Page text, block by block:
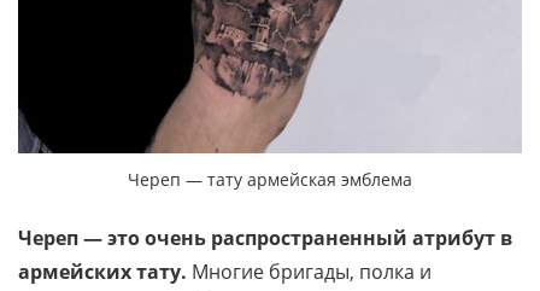
Череп — тату армейская эмблема
Череп — это очень распространенный атрибут в
армейских тату. Многие бригады, полка и